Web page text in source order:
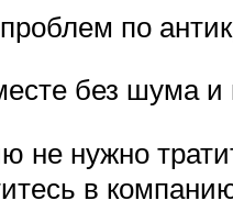
по
без шума
не нужно
в